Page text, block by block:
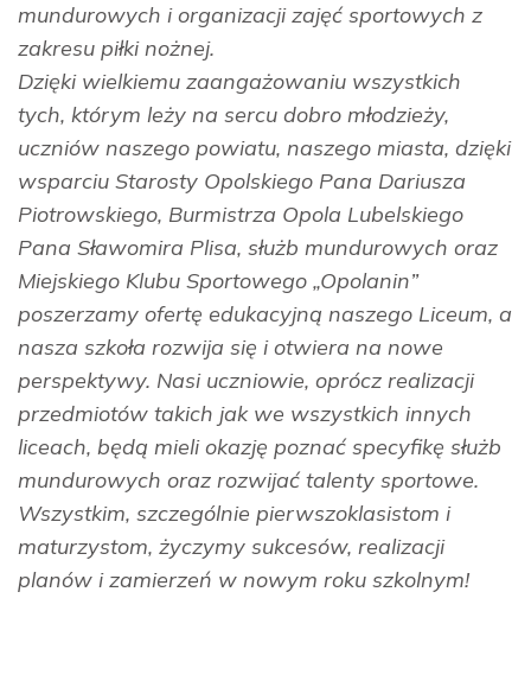
mundurowych i organizacji zajęć sportowych z
zakresu piłki nożnej.
Dzięki wielkiemu zaangażowaniu wszystkich
tych, którym leży na sercu dobro młodzieży,
uczniów naszego powiatu, naszego miasta, dzięki
wsparciu Starosty Opolskiego Pana Dariusza
Piotrowskiego, Burmistrza Opola Lubelskiego
Pana Sławomira Plisa, służb mundurowych oraz
Miejskiego Klubu Sportowego „Opolanin”
poszerzamy ofertę edukacyjną naszego Liceum, a
nasza szkoła rozwija się i otwiera na nowe
perspektywy. Nasi uczniowie, oprócz realizacji
przedmiotów takich jak we wszystkich innych
liceach, będą mieli okazję poznać specyfikę służb
mundurowych oraz rozwijać talenty sportowe.
Wszystkim, szczególnie pierwszoklasistom i
maturzystom, życzymy sukcesów, realizacji
planów i zamierzeń w nowym roku szkolnym!